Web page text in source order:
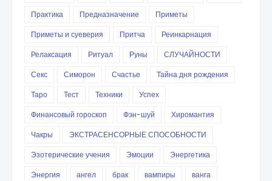
Практика
Предназначение
Приметы
Приметы и суеверия
Притча
Реинкарнация
Релаксация
Ритуал Руны
СЛУЧАЙНОСТИ
Секс
Симорон Счастье
Тайна дня рождения
Таро
Тест Техники
Успех
Финансовый гороскоп
Фэн-шуй
Хиромантия
Чакры
ЭКСТРАСЕНСОРНЫЕ СПОСОБНОСТИ
Эзотерические учения
Эмоции
Энергетика
Энергия
ангел брак вампиры
ванга